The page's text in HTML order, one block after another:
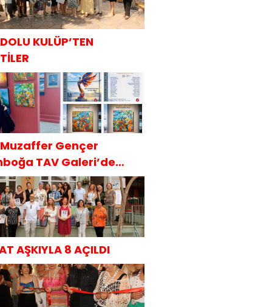
KULÜP’TEN
Gençer
TAV Galeri’de
İle
AŞKIYLA 8 AÇILDI